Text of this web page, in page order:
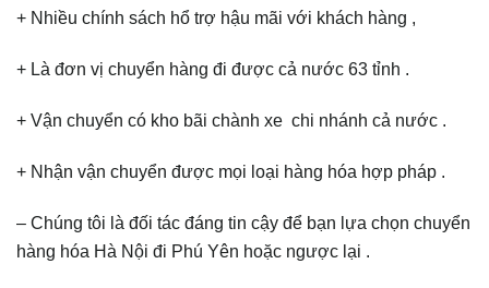
+ Nhiều chính sách hổ trợ hậu mãi với khách hàng ,
+ Là đơn vị chuyển hàng đi được cả nước 63 tỉnh .
+ Vận chuyển có kho bãi chành xe chi nhánh cả nước .
+ Nhận vận chuyển được mọi loại hàng hóa hợp pháp .
– Chúng tôi là đối tác đáng tin cậy để bạn lựa chọn chuyển
hàng hóa Hà Nội đi Phú Yên hoặc ngược lại .